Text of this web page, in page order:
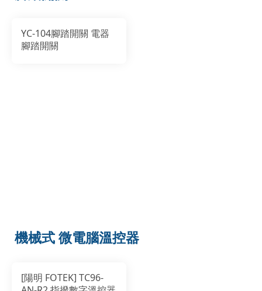
YC-104腳踏開關 電器
腳踏開關
機械式 微電腦溫控器
[陽明 FOTEK] TC96-